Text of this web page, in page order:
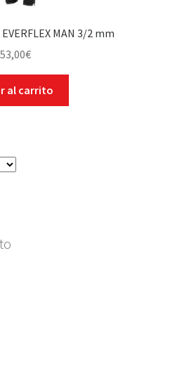
MAN 3/2 mm
€
al carrito